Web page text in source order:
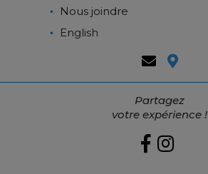
Nous joindre
English
Partagez
votre expérience !